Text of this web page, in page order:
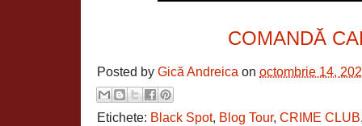
COMANDĂ
Posted by Gică Andreica on octombrie 14,
Etichete: Black Spot, Blog Tour, CRIME CLUB